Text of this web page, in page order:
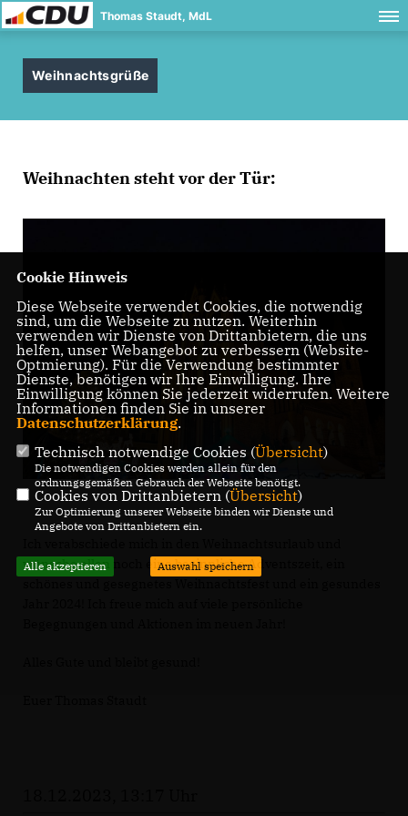
Thomas Staudt, MdL
Weihnachtsgrüße
Weihnachten steht vor der Tür:
wünsche allen noch eine besinnliche Adventszeit, ein
Cookie Hinweis
Diese Webseite verwendet Cookies, die notwendig
sind, um die Webseite zu nutzen. Weiterhin
verwenden wir Dienste von Drittanbietern, die uns
helfen, unser Webangebot zu verbessern (Website-
Optmierung). Für die Verwendung bestimmter
Dienste, benötigen wir Ihre Einwilligung. Ihre
Einwilligung können Sie jederzeit widerrufen. Weitere
Informationen finden Sie in unserer
Datenschutzerklärung.
Technisch notwendige Cookies (Übersicht)
Die notwendigen Cookies werden allein für den
ordnungsgemäßen Gebrauch der Webseite benötigt.
Cookies von Drittanbietern (Übersicht)
Zur Optimierung unserer Webseite binden wir Dienste und
Angebote von Drittanbietern ein.
Alle akzeptieren Auswahl speichern